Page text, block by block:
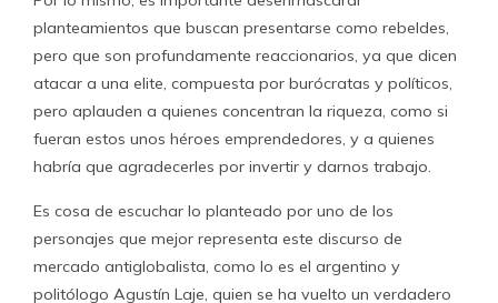
planteamientos que buscan presentarse como rebeldes,
pero que son profundamente reaccionarios, ya que dicen
atacar a una elite, compuesta por burócratas y políticos,
pero aplauden a quienes concentran la riqueza, como si
fueran estos unos héroes emprendedores, y a quienes
habría que agradecerles por invertir y darnos trabajo.
Es cosa de escuchar lo planteado por uno de los
personajes que mejor representa este discurso de
mercado antiglobalista, como lo es el argentino y
politólogo Agustín Laje, quien se ha vuelto un verdadero